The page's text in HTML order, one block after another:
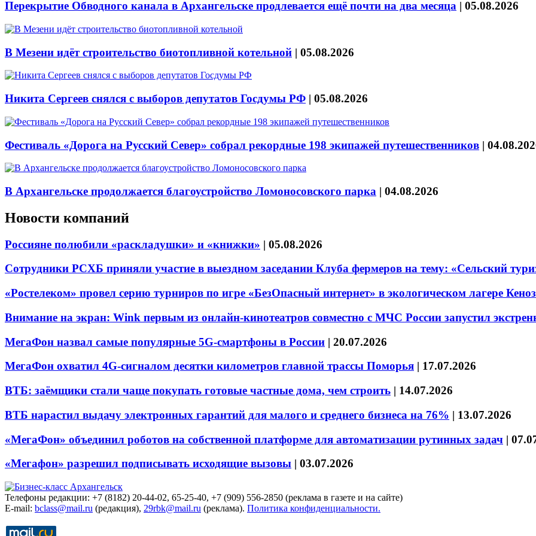
Перекрытие Обводного канала в Архангельске продлевается ещё почти на два месяца | 05.08.2026
В Мезени идёт строительство биотопливной котельной | 05.08.2026
Никита Сергеев снялся с выборов депутатов Госдумы РФ | 05.08.2026
Фестиваль «Дорога на Русский Север» собрал рекордные 198 экипажей путешественников |
В Архангельске продолжается благоустройство Ломоносовского парка | 04.08.2026
Новости компаний
Россияне полюбили «раскладушки» и «книжки» | 05.08.2026
Сотрудники РСХБ приняли участие в выездном заседании Клуба фермеров на тему: «Сельский
«Ростелеком» провел серию турниров по игре «БезОпасный интернет» в экологическом лагере
Внимание на экран: Wink первым из онлайн-кинотеатров совместно с МЧС России запустил
МегаФон назвал самые популярные 5G-смартфоны в России | 20.07.2026
МегаФон охватил 4G-сигналом десятки километров главной трассы Поморья | 17.07.2026
ВТБ: заёмщики стали чаще покупать готовые частные дома, чем строить | 14.07.2026
ВТБ нарастил выдачу электронных гарантий для малого и среднего бизнеса на 76% | 13.07.2026
«МегаФон» объединил роботов на собственной платформе для автоматизации рутинных задач |
«Мегафон» разрешил подписывать исходящие вызовы | 03.07.2026
Телефоны редакции: +7 (8182) 20-44-02, 65-25-40, +7 (909) 556-2850 (реклама в газете и на сайте)
E-mail: bclass@mail.ru (редакция), 29rbk@mail.ru (реклама). Политика конфиденциальности.